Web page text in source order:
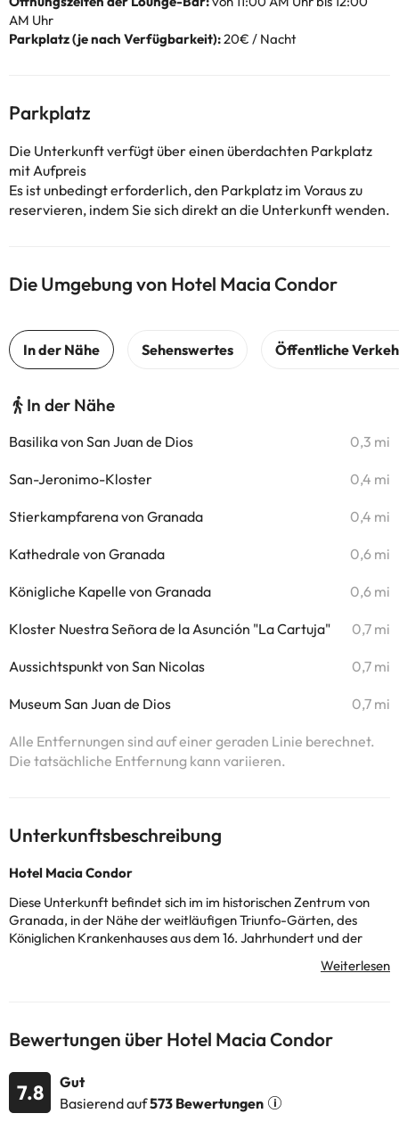
AM Uhr
Parkplatz (je nach Verfügbarkeit):20€ / Nacht
Parkplatz
Die Unterkunft verfügt über einen überdachten Parkplatz
mit Aufpreis
Es ist unbedingt erforderlich, den Parkplatz im Voraus zu
reservieren, indem Sie sich direkt an die Unterkunft wenden.
Die Umgebung von Hotel Macia Condor
In der Nähe
Basilika von San Juan de Dios 0,3 mi
San-Jeronimo-Kloster 0,4 mi
Stierkampfarena von Granada 0,4 mi
Kathedrale von Granada 0,6 mi
Königliche Kapelle von Granada 0,6 mi
Kloster Nuestra Señora de la Asunción "La Cartuja" 0,7 mi
Aussichtspunkt von San Nicolas 0,7 mi
Museum San Juan de Dios 0,7 mi
Alle Entfernungen sind auf einer geraden Linie berechnet.
Die tatsächliche Entfernung kann variieren.
Unterkunftsbeschreibung
Hotel Macia Condor
Diese Unterkunft befindet sich im im historischen Zentrum von
Granada, in der Nähe der weitläufigen Triunfo-Gärten, des
Königlichen Krankenhauses aus dem 16. Jahrhundert und der
Rezeption, die Ihnen jederzeit zur Verfügung steht, einen
Drink entspannen können.
Die Zimmer verfügen über TV, Klimaanlage, Safe und ein
Bewertungen über Hotel Macia Condor
7.8
Gut
Basierend auf573 Bewertungen